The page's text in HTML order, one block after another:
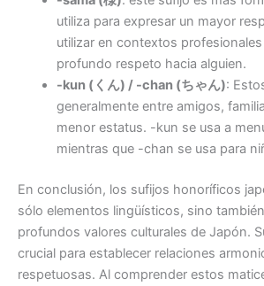
utiliza para expresar un mayor
utilizar en contextos
profundo respeto hacia alguien.
-kun (くん) / -chan (ちゃん):
generalmente entre amigos,
menor estatus. -kun se usa a
mientras que -chan se usa para
En conclusión, los sufijos honoríficos
sólo elementos lingüísticos, sino
profundos valores culturales de Japón.
crucial para establecer relaciones
respetuosas. Al comprender estos